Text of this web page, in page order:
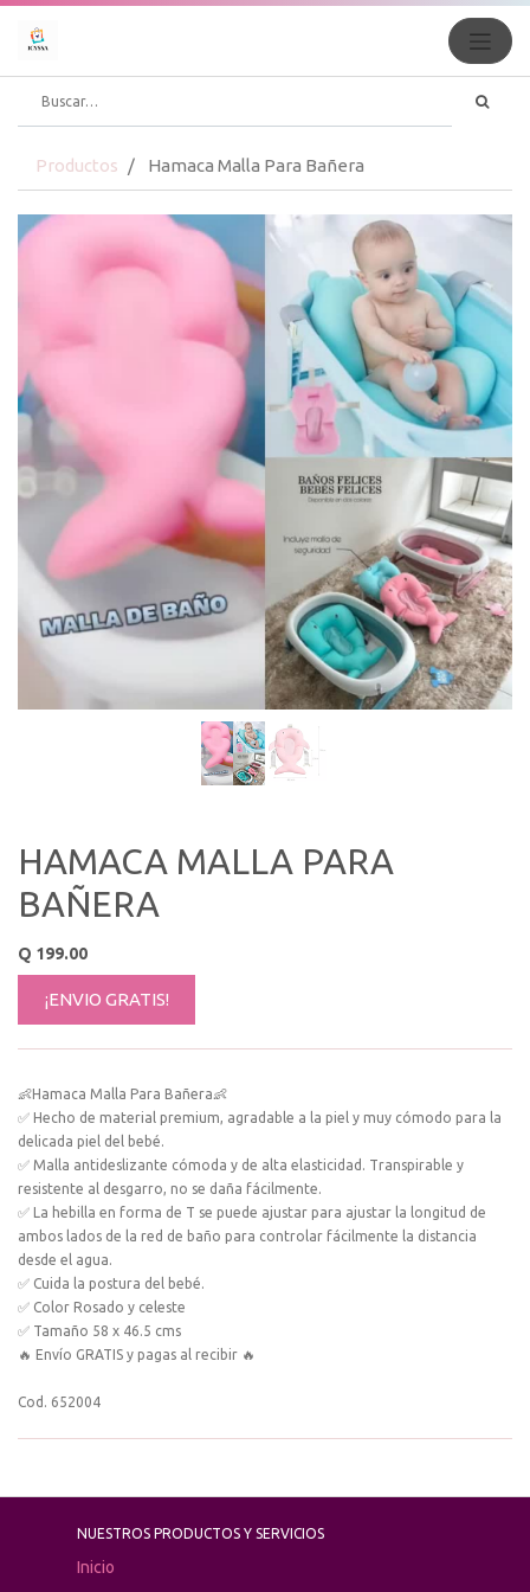
Productos Hamaca Malla Para Bañera
HAMACA MALLA PARA
BAÑERA
Q 199.00
¡ENVIO GRATIS!
👶Hamaca Malla Para Bañera👶
✅ Hecho de material premium, agradable a la piel y muy cómodo para la
delicada piel del bebé.
✅ Malla antideslizante cómoda y de alta elasticidad. Transpirable y
resistente al desgarro, no se daña fácilmente.
✅ La hebilla en forma de T se puede ajustar para ajustar la longitud de
ambos lados de la red de baño para controlar fácilmente la distancia
desde el agua.
✅ Cuida la postura del bebé.
✅ Color Rosado y celeste
✅ Tamaño 58 x 46.5 cms
🔥 Envío GRATIS y pagas al recibir 🔥
Cod. 652004
NUESTROS PRODUCTOS Y SERVICIOS
Inicio